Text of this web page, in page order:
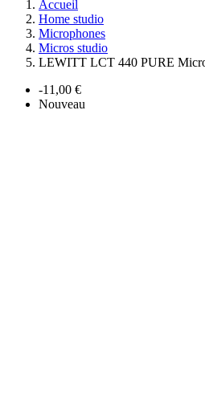
Accueil
Home studio
Microphones
Micros studio
LEWITT LCT 440 PURE
-11,00 €
Nouveau